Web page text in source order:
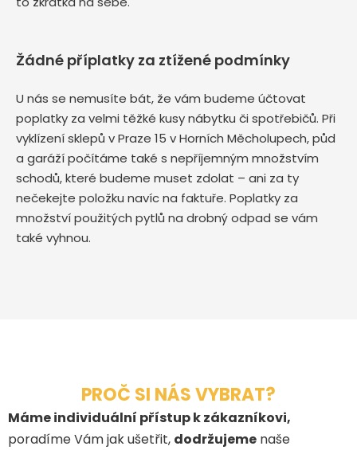
Žádné příplatky za ztížené podmínky
U nás se nemusíte bát, že vám budeme účtovat
poplatky za velmi těžké kusy nábytku či spotřebičů. Při
vyklízení sklepů v Praze 15 v Horních Měcholupech, půd
a garáží počítáme také s nepříjemným množstvím
schodů, které budeme muset zdolat – ani za ty
nečekejte položku navíc na faktuře. Poplatky za
množství použitých pytlů na drobný odpad se vám
také vyhnou.
PROČ SI NÁS VYBRAT?
Máme individuální přístup k zákazníkovi,
poradíme Vám jak ušetřit, dodržujeme naše